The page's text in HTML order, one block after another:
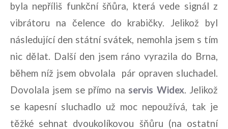
byla nepříliš funkční šňůra, která vede signál z
vibrátoru na čelence do krabičky. Jelikož byl
následující den státní svátek, nemohla jsem s tím
nic dělat. Další den jsem ráno vyrazila do Brna,
během níž jsem obvolala pár opraven sluchadel.
Dovolala jsem se přímo na servis Widex. Jelikož
se kapesní sluchadlo už moc nepoužívá, tak je
těžké sehnat dvoukolíkovou šňůru (na ostatní